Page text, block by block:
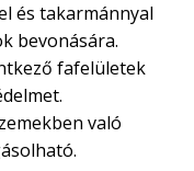
és takarmánnyal
bevonására.
fafelületek
való